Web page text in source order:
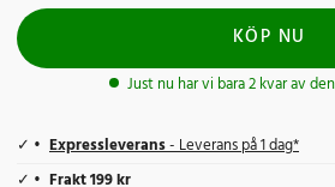
KÖP NU
Just nu har vi bara 2 kvar av
Expressleverans- Leverans på 1 dag*
Frakt 199 kr